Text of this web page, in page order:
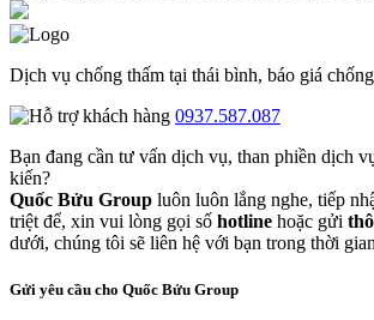
Dịch vụ chống thấm tại thái bình, báo giá
0937.587.087
Bạn đang cần tư vấn dịch vụ, than phiền dịch
kiến?
Quốc Bửu Group luôn luôn lắng nghe, tiếp
triệt để, xin vui lòng gọi số hotline hoặc gửi
dưới, chúng tôi sẽ liên hệ với bạn trong thời
Gửi yêu cầu cho Quốc Bửu Group